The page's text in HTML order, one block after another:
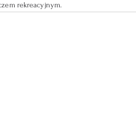
rekreacyjnym.